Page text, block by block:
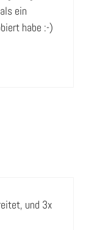
ein
habe :-)
und 3x